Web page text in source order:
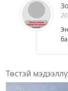
Төстэй